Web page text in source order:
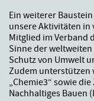
Ein weiterer
unsere Aktivitäten in
Mitglied im Verband
Sinne der
Schutz von Umwelt
Zudem unterstützen
„Chemie3“ sowie
Nachhaltiges Bauen